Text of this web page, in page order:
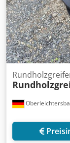
der größten
liefern für Sie
und
Weitere
Bauwesen
Herden, um